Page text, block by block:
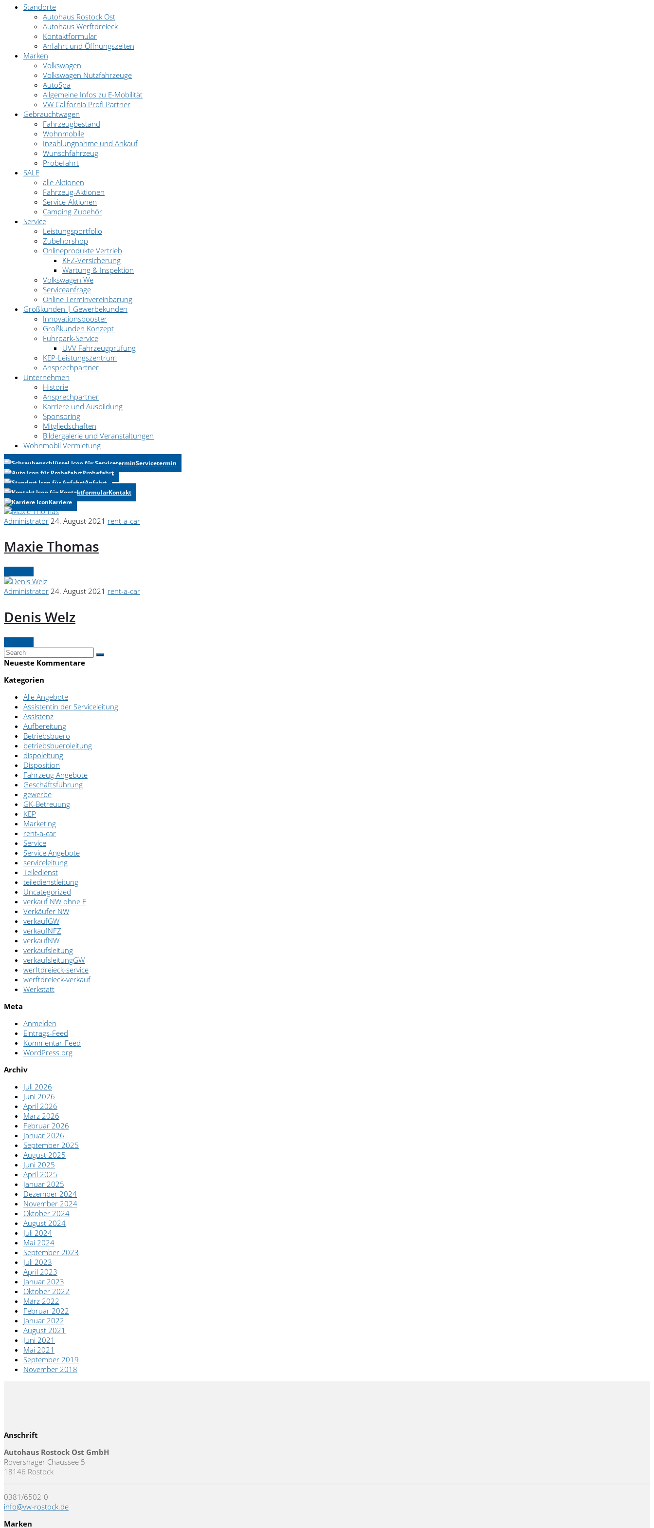
Standorte
Autohaus Rostock Ost
Autohaus Werftdreieck
Kontaktformular
Anfahrt und Öffnungszeiten
Marken
Volkswagen
Volkswagen Nutzfahrzeuge
AutoSpa
Allgemeine Infos zu E-Mobilität
VW California Profi Partner
Gebrauchtwagen
Fahrzeugbestand
Wohnmobile
Inzahlungnahme und Ankauf
Wunschfahrzeug
Probefahrt
SALE
alle Aktionen
Fahrzeug-Aktionen
Service-Aktionen
Camping Zubehör
Service
Leistungsportfolio
Zubehörshop
Onlineprodukte Vertrieb
KFZ-Versicherung
Wartung & Inspektion
Volkswagen We
Serviceanfrage
Online Terminvereinbarung
Großkunden | Gewerbekunden
Innovationsbooster
Großkunden Konzept
Fuhrpark-Service
UVV Fahrzeugprüfung
KEP-Leistungszentrum
Ansprechpartner
Unternehmen
Historie
Ansprechpartner
Karriere und Ausbildung
Sponsoring
Mitgliedschaften
Bildergalerie und Veranstaltungen
Wohnmobil Vermietung
Servicetermin
Probefahrt
Anfahrt
Kontakt
Karriere
Administrator 24. August 2021 rent-a-car
Maxie Thomas
Administrator 24. August 2021 rent-a-car
Denis Welz
Neueste Kommentare
Kategorien
Alle Angebote
Assistentin der Serviceleitung
Assistenz
Aufbereitung
Betriebsbuero
betriebsbueroleitung
dispoleitung
Disposition
Fahrzeug Angebote
Geschäftsführung
gewerbe
GK-Betreuung
KEP
Marketing
rent-a-car
Service
Service Angebote
serviceleitung
Teiledienst
teiledienstleitung
Uncategorized
verkauf NW ohne E
Verkäufer NW
verkaufGW
verkaufNFZ
verkaufNW
verkaufsleitung
verkaufsleitungGW
werftdreieck-service
werftdreieck-verkauf
Werkstatt
Meta
Anmelden
Eintrags-Feed
Kommentar-Feed
WordPress.org
Archiv
Juli 2026
Juni 2026
April 2026
März 2026
Februar 2026
Januar 2026
September 2025
August 2025
Juni 2025
April 2025
Januar 2025
Dezember 2024
November 2024
Oktober 2024
August 2024
Juli 2024
Mai 2024
September 2023
Juli 2023
April 2023
Januar 2023
Oktober 2022
März 2022
Februar 2022
Januar 2022
August 2021
Juni 2021
Mai 2021
September 2019
November 2018
Anschrift
Autohaus Rostock Ost GmbH
Rövershäger Chaussee 5
18146 Rostock
0381/6502-0
info@vw-rostock.de
Marken